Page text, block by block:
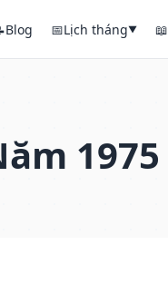
Blog 📅Lịch tháng▼ 📖
1975